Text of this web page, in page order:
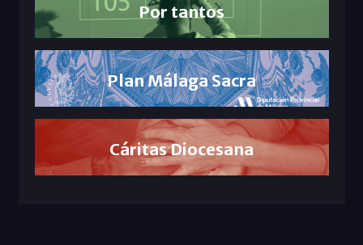
Por tantos
Plan Málaga Sacra
Cáritas Diocesana